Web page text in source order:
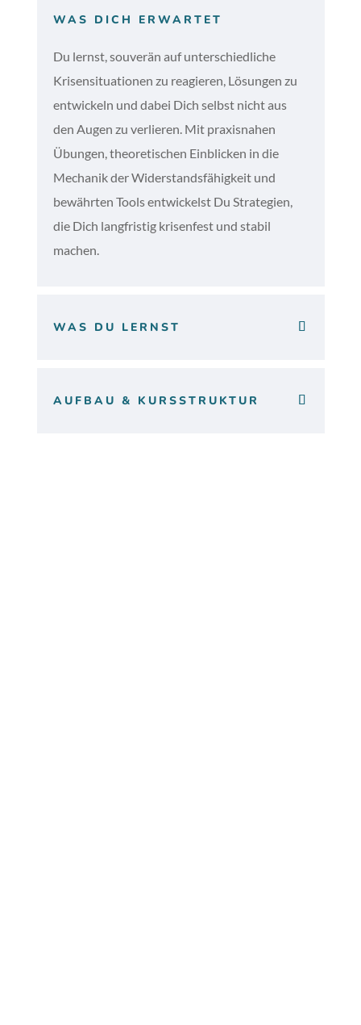
WAS DICH ERWARTET
Du lernst, souverän auf unterschiedliche
Krisensituationen zu reagieren, Lösungen zu
entwickeln und dabei Dich selbst nicht aus
den Augen zu verlieren. Mit praxisnahen
Übungen, theoretischen Einblicken in die
Mechanik der Widerstandsfähigkeit und
bewährten Tools entwickelst Du Strategien,
die Dich langfristig krisenfest und stabil
machen.
WAS DU LERNST
AUFBAU & KURSSTRUKTUR